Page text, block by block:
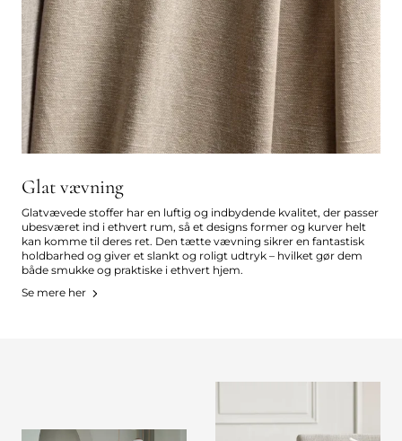
Glat vævning
Glatvævede stoffer har en luftig og indbydende kvalitet, der passer
ubesværet ind i ethvert rum, så et designs former og kurver helt
kan komme til deres ret. Den tætte vævning sikrer en fantastisk
holdbarhed og giver et slankt og roligt udtryk – hvilket gør dem
både smukke og praktiske i ethvert hjem.
Se mere her